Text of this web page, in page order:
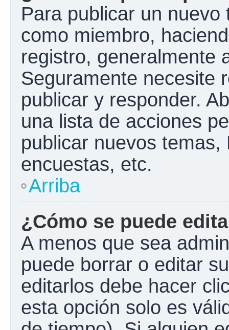
Para publicar un
como miembro,
registro, generalmente
Seguramente necesite
publicar y responder.
una lista de acciones
publicar nuevos
encuestas, etc.
Arriba
¿Cómo se puede
A menos que sea
puede borrar o editar
editarlos debe hacer
esta opción solo es